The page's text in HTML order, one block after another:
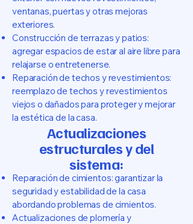
ventanas, puertas y otras mejoras
exteriores.
Construcción de terrazas y patios:
agregar espacios de estar al aire libre para
relajarse o entretenerse.
Reparación de techos y revestimientos:
reemplazo de techos y revestimientos
viejos o dañados para proteger y mejorar
la estética de la casa.
Actualizaciones
estructurales y del
sistema:
Reparación de cimientos: garantizar la
seguridad y estabilidad de la casa
abordando problemas de cimientos.
Actualizaciones de plomería y